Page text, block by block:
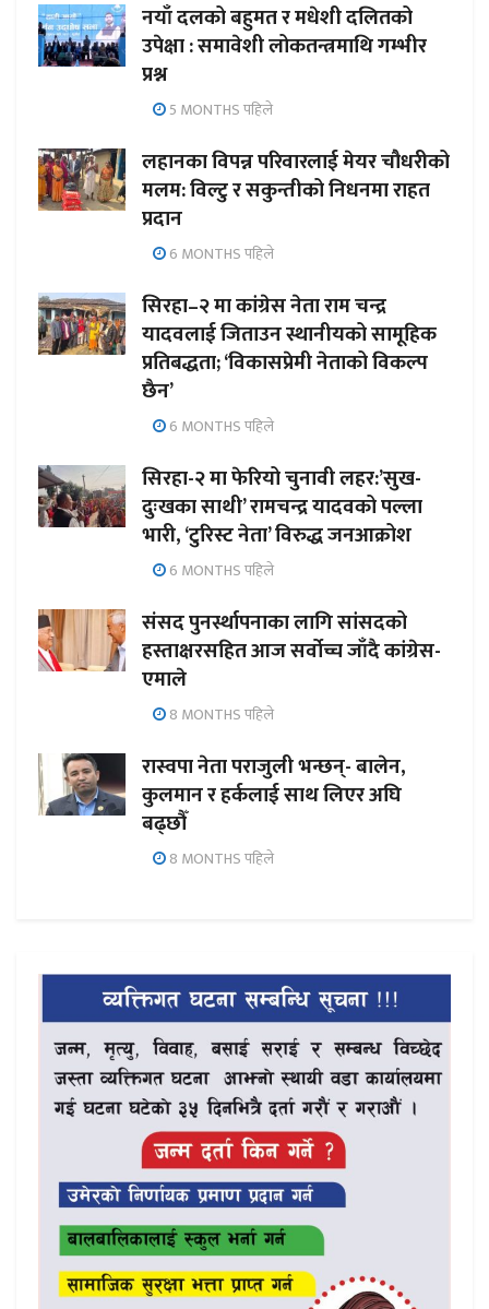
नयाँ दलको बहुमत र मधेशी दलितको
उपेक्षा : समावेशी लोकतन्त्रमाथि गम्भीर
प्रश्न
5 MONTHS पहिले
लहानका विपन्न परिवारलाई मेयर चौधरीको
मलम: विल्टु र सकुन्तीको निधनमा राहत
प्रदान
6 MONTHS पहिले
सिरहा–२ मा कांग्रेस नेता राम चन्द्र
यादवलाई जिताउन स्थानीयको सामूहिक
प्रतिबद्धता; ‘विकासप्रेमी नेताको विकल्प
छैन’
6 MONTHS पहिले
सिरहा-२ मा फेरियो चुनावी लहर:’सुख-
दुःखका साथी’ रामचन्द्र यादवको पल्ला
भारी, ‘टुरिस्ट नेता’ विरुद्ध जनआक्रोश
6 MONTHS पहिले
संसद पुनर्स्थापनाका लागि सांसदको
हस्ताक्षरसहित आज सर्वोच्च जाँदै कांग्रेस-
एमाले
8 MONTHS पहिले
रास्वपा नेता पराजुली भन्छन्- बालेन,
कुलमान र हर्कलाई साथ लिएर अघि
बढ्छौँ
8 MONTHS पहिले